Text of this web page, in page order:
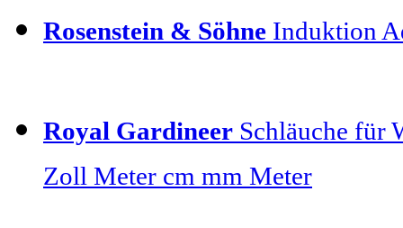
Rosenstein & Söhne Induktion
Royal Gardineer Schläuche für
Zoll Meter cm mm Meter